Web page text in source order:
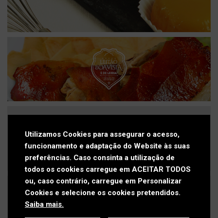
Press kit
Contactos
Política de Privacidade
Política de Cookies
Livro de Reclamações
Utilizamos Cookies para assegurar o acesso,
funcionamento e adaptação do Website às suas
preferências. Caso consinta a utilização de
todos os cookies carregue em ACEITAR TODOS
ou, caso contrário, carregue em Personalizar
Cookies e selecione os cookies pretendidos.
Saiba mais.